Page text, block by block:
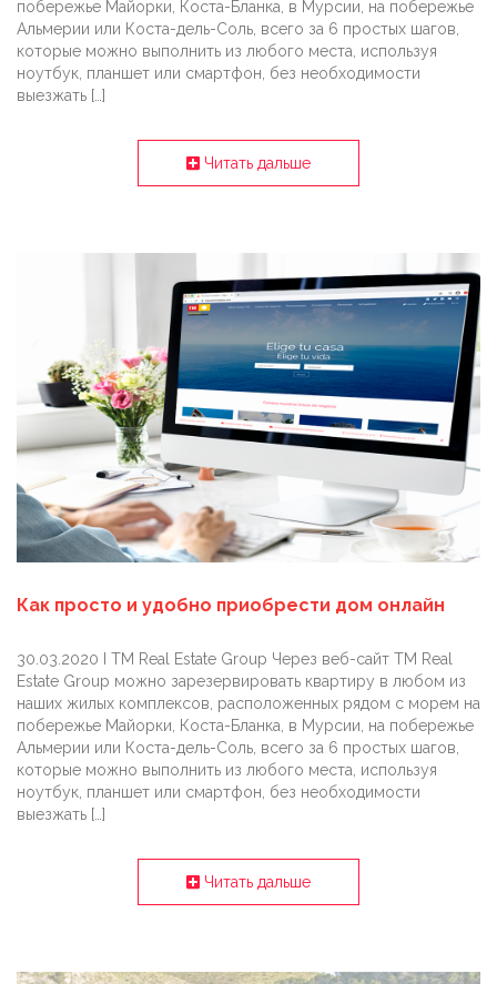
побережье Майорки, Коста-Бланка, в Мурсии, на побережье
Альмерии или Коста-дель-Соль, всего за 6 простых шагов,
которые можно выполнить из любого места, используя
ноутбук, планшет или смартфон, без необходимости
выезжать […]
Читать дальше
Как просто и удобно приобрести дом онлайн
30.03.2020 I TM Real Estate Group Через веб-сайт TM Real
Estate Group можно зарезервировать квартиру в любом из
наших жилых комплексов, расположенных рядом с морем на
побережье Майорки, Коста-Бланка, в Мурсии, на побережье
Альмерии или Коста-дель-Соль, всего за 6 простых шагов,
которые можно выполнить из любого места, используя
ноутбук, планшет или смартфон, без необходимости
выезжать […]
Читать дальше